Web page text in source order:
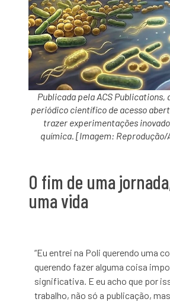
Publicada pela ACS Publications,
periódico científico de acesso
trazer experimentações
química. [Imagem: Reprodução/
O fim de uma
uma vida
“Eu entrei na Poli querendo uma
querendo fazer alguma coisa
significativa. E eu acho que por
trabalho, não só a publicação,